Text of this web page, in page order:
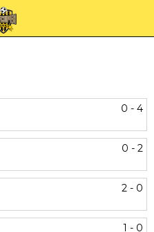
0 - 4
0 - 2
2 - 0
1 - 0